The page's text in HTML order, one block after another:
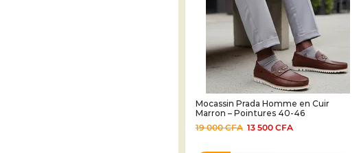
Mocassin Prada Homme en Cuir
Marron – Pointures 40-46
19 000CFA 13 500 CFA